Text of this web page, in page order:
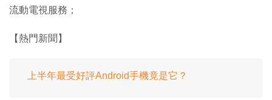
流動電視服務；
【熱門新聞】
上半年最受好評Android手機竟是它？